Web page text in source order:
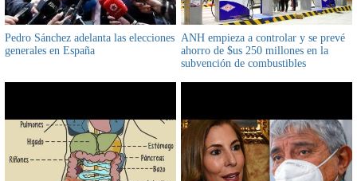
Pedro Sánchez adelanta las elecciones
generales en España
ANH empieza a controlar y se prevé
ahorro de $us 250 millones en la
subvención de combustibles